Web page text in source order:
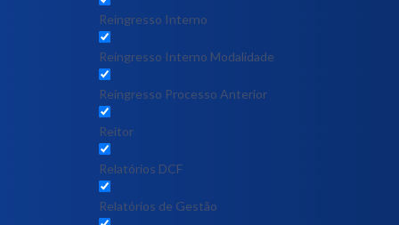
Reingresso Interno
Reingresso Interno Modalidade
Reingresso Processo Anterior
Reitor
Relatórios DCF
Relatórios de Gestão